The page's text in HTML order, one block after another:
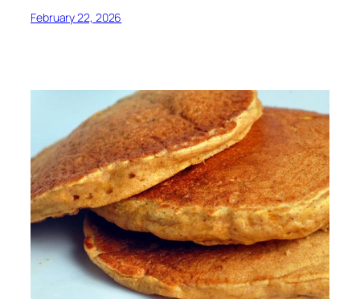
February 22, 2026